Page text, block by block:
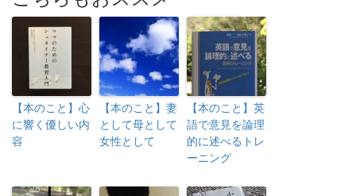
【本のこと】心
に響く優しい内
容
【本のこと】妻
として母として
女性として
【本のこと】英
語で意見を論理
的に述べるトレ
ーニング